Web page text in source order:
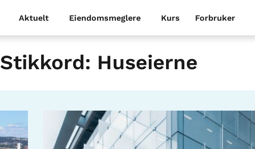
Aktuelt Eiendomsmeglere Kurs Forbruker
Stikkord: Huseierne